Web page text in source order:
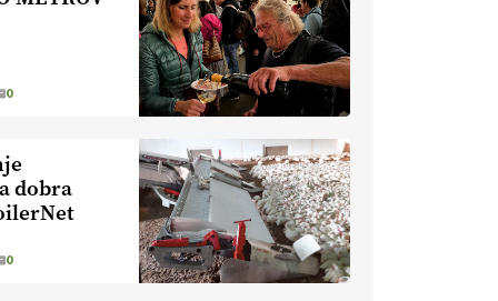
uspešno ohranjanje travišč sta
ključna kmetijstvo
in predvsem
reja travojedih živali
. VEČ
https://t.co/YvDmY3UNng @EUAgri
#IMCAP #CAP
21.07.2026
[EKOloško = LOGIČNO
]
Pet-nat je vse bolj priljubljeno
naravno peneče vino, tudi v
Sloveniji.
VEČ
0
dobra
0